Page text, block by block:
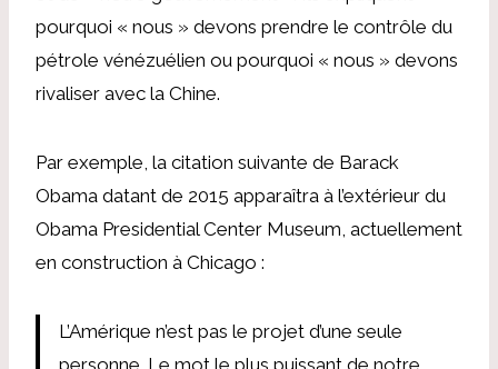
pourquoi « nous » devons prendre le contrôle du
pétrole vénézuélien ou pourquoi « nous » devons
rivaliser avec la Chine.
Par exemple, la citation suivante de Barack
Obama datant de 2015 apparaîtra à l’extérieur du
Obama Presidential Center Museum, actuellement
en construction à Chicago :
L’Amérique n’est pas le projet d’une seule
personne. Le mot le plus puissant de notre